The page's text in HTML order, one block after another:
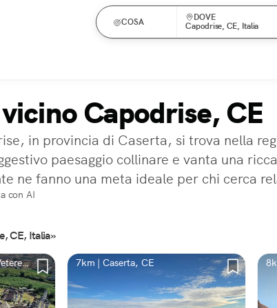
COSA
DOVE
Capodrise, CE, Italia
Capodrise, CE
in provincia di Caserta, si trova nella
paesaggio collinare e vanta una
ne fanno una meta ideale per chi cerca
con AI
CE, Italia»
7km | Caserta, CE